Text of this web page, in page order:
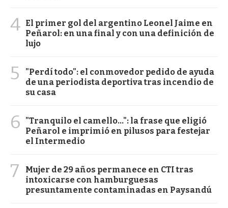
4 El primer gol del argentino Leonel Jaime en
Peñarol: en una final y con una definición de
lujo
5
"Perdí todo": el conmovedor pedido de ayuda
de una periodista deportiva tras incendio de
su casa
6
"Tranquilo el camello...": la frase que eligió
Peñarol e imprimió en pilusos para festejar
el Intermedio
7
Mujer de 29 años permanece en CTI tras
intoxicarse con hamburguesas
presuntamente contaminadas en Paysandú